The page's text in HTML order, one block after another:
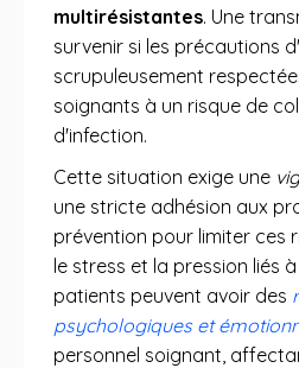
multirésistantes. Une
survenir si les précautions
scrupuleusement
soignants à un risque de
d'infection.
Cette situation exige une
une stricte adhésion aux
prévention pour limiter ces
le stress et la pression liés
patients peuvent avoir des
psychologiques et
personnel soignant,